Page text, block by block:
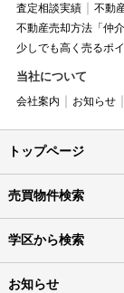
査定相談実績
不動
不動産売却方法「仲
少しでも高く売るポ
当社について
会社案内 お知らせ
トップページ
売買物件検索
学区から検索
お知らせ